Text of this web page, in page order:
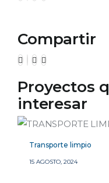
Compartir
Proyectos
interesar
Transporte limpio
15 AGOSTO, 2024